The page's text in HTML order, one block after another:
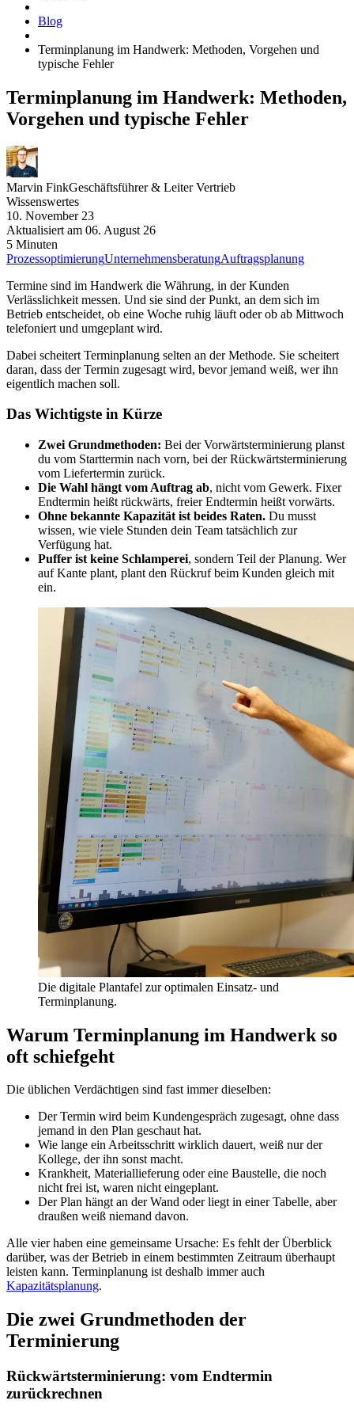
Blog
Terminplanung im Handwerk: Methoden, Vorgehen und
typische Fehler
Terminplanung im Handwerk: Methoden,
Vorgehen und typische Fehler
Marvin FinkGeschäftsführer & Leiter Vertrieb
Wissenswertes
10. November 23
Aktualisiert am 06. August 26
5 Minuten
ProzessoptimierungUnternehmensberatungAuftragsplanung
Termine sind im Handwerk die Währung, in der Kunden
Verlässlichkeit messen. Und sie sind der Punkt, an dem sich im
Betrieb entscheidet, ob eine Woche ruhig läuft oder ob ab Mittwoch
telefoniert und umgeplant wird.
Dabei scheitert Terminplanung selten an der Methode. Sie scheitert
daran, dass der Termin zugesagt wird, bevor jemand weiß, wer ihn
eigentlich machen soll.
Das Wichtigste in Kürze
Zwei Grundmethoden: Bei der Vorwärtsterminierung planst
du vom Starttermin nach vorn, bei der Rückwärtsterminierung
vom Liefertermin zurück.
Die Wahl hängt vom Auftrag ab, nicht vom Gewerk. Fixer
Endtermin heißt rückwärts, freier Endtermin heißt vorwärts.
Ohne bekannte Kapazität ist beides Raten. Du musst
wissen, wie viele Stunden dein Team tatsächlich zur
Verfügung hat.
Puffer ist keine Schlamperei, sondern Teil der Planung. Wer
auf Kante plant, plant den Rückruf beim Kunden gleich mit
ein.
Die digitale Plantafel zur optimalen Einsatz- und
Terminplanung.
Warum Terminplanung im Handwerk so
oft schiefgeht
Die üblichen Verdächtigen sind fast immer dieselben:
Der Termin wird beim Kundengespräch zugesagt, ohne dass
jemand in den Plan geschaut hat.
Wie lange ein Arbeitsschritt wirklich dauert, weiß nur der
Kollege, der ihn sonst macht.
Krankheit, Materiallieferung oder eine Baustelle, die noch
nicht frei ist, waren nicht eingeplant.
Der Plan hängt an der Wand oder liegt in einer Tabelle, aber
draußen weiß niemand davon.
Alle vier haben eine gemeinsame Ursache: Es fehlt der Überblick
darüber, was der Betrieb in einem bestimmten Zeitraum überhaupt
leisten kann. Terminplanung ist deshalb immer auch
Kapazitätsplanung.
Die zwei Grundmethoden der
Terminierung
Rückwärtsterminierung: vom Endtermin
zurückrechnen